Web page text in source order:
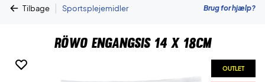
Tilbage | Sportsplejemidler Brug for hjælp?
Röwo Engangsis 14 x 18cm
OUTLET